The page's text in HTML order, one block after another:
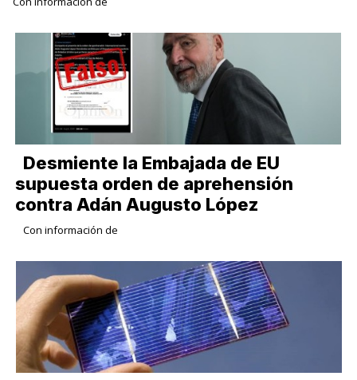
Desmiente la Embajada de EU
supuesta orden de aprehensión
contra Adán Augusto López
Con información de